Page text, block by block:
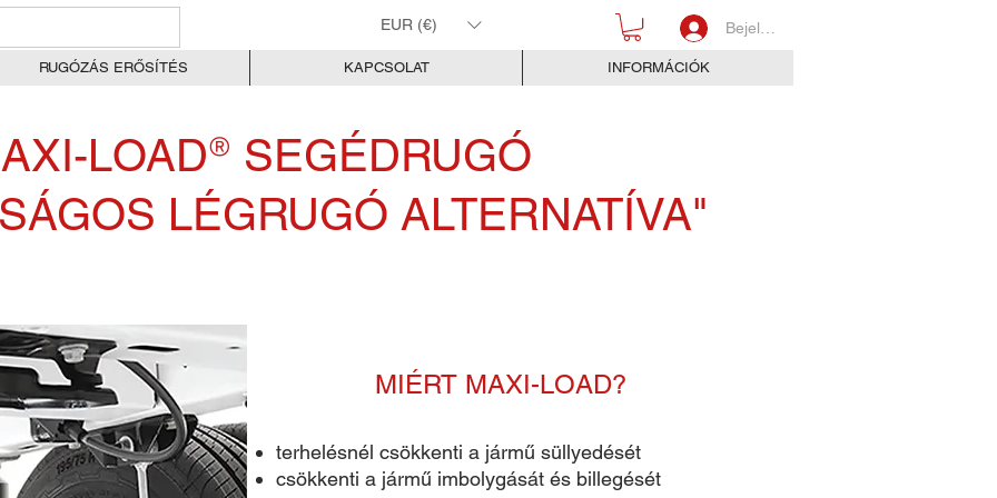
EUR (€) Bejelentkezés
RUGÓZÁS ERŐSÍTÉS KAPCSOLAT INFORMÁCIÓK
LOAD® SEGÉDRUGÓ
LÉGRUGÓ ALTERNATÍVA"
MIÉRT MAXI-LOAD?
terhelésnél csökkenti a jármű süllyedését
csökkenti a jármű imbolygását és billegését